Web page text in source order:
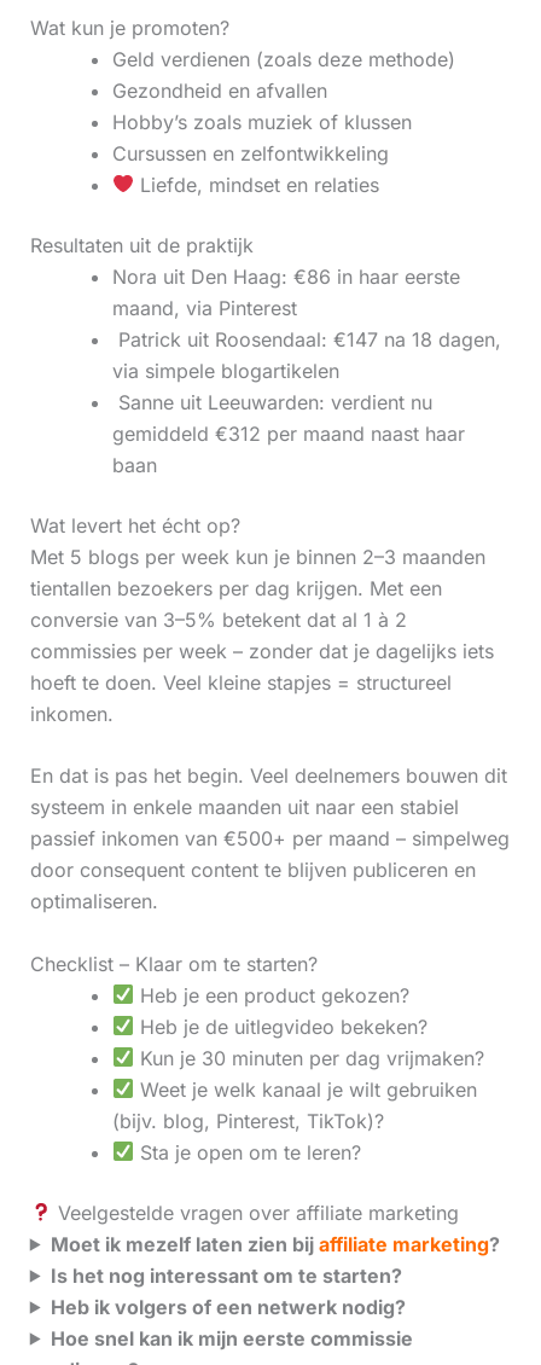
Wat kun je promoten?
Geld verdienen (zoals deze methode)
Gezondheid en afvallen
Hobby’s zoals muziek of klussen
Cursussen en zelfontwikkeling
Liefde, mindset en relaties
Resultaten uit de praktijk
Nora uit Den Haag: €86 in haar eerste
maand, via Pinterest
‍ Patrick uit Roosendaal: €147 na 18 dagen,
via simpele blogartikelen
‍ Sanne uit Leeuwarden: verdient nu
gemiddeld €312 per maand naast haar
baan
Wat levert het écht op?
Met 5 blogs per week kun je binnen 2–3 maanden
tientallen bezoekers per dag krijgen. Met een
conversie van 3–5% betekent dat al 1 à 2
commissies per week – zonder dat je dagelijks iets
hoeft te doen. Veel kleine stapjes = structureel
inkomen.
En dat is pas het begin. Veel deelnemers bouwen dit
systeem in enkele maanden uit naar een stabiel
passief inkomen van €500+ per maand – simpelweg
door consequent content te blijven publiceren en
optimaliseren.
Checklist – Klaar om te starten?
Heb je een product gekozen?
Heb je de uitlegvideo bekeken?
Kun je 30 minuten per dag vrijmaken?
Weet je welk kanaal je wilt gebruiken
(bijv. blog, Pinterest, TikTok)?
Sta je open om te leren?
Veelgestelde vragen over affiliate marketing
Moet ik mezelf laten zien bij affiliate marketing?
Is het nog interessant om te starten?
Heb ik volgers of een netwerk nodig?
Hoe snel kan ik mijn eerste commissie